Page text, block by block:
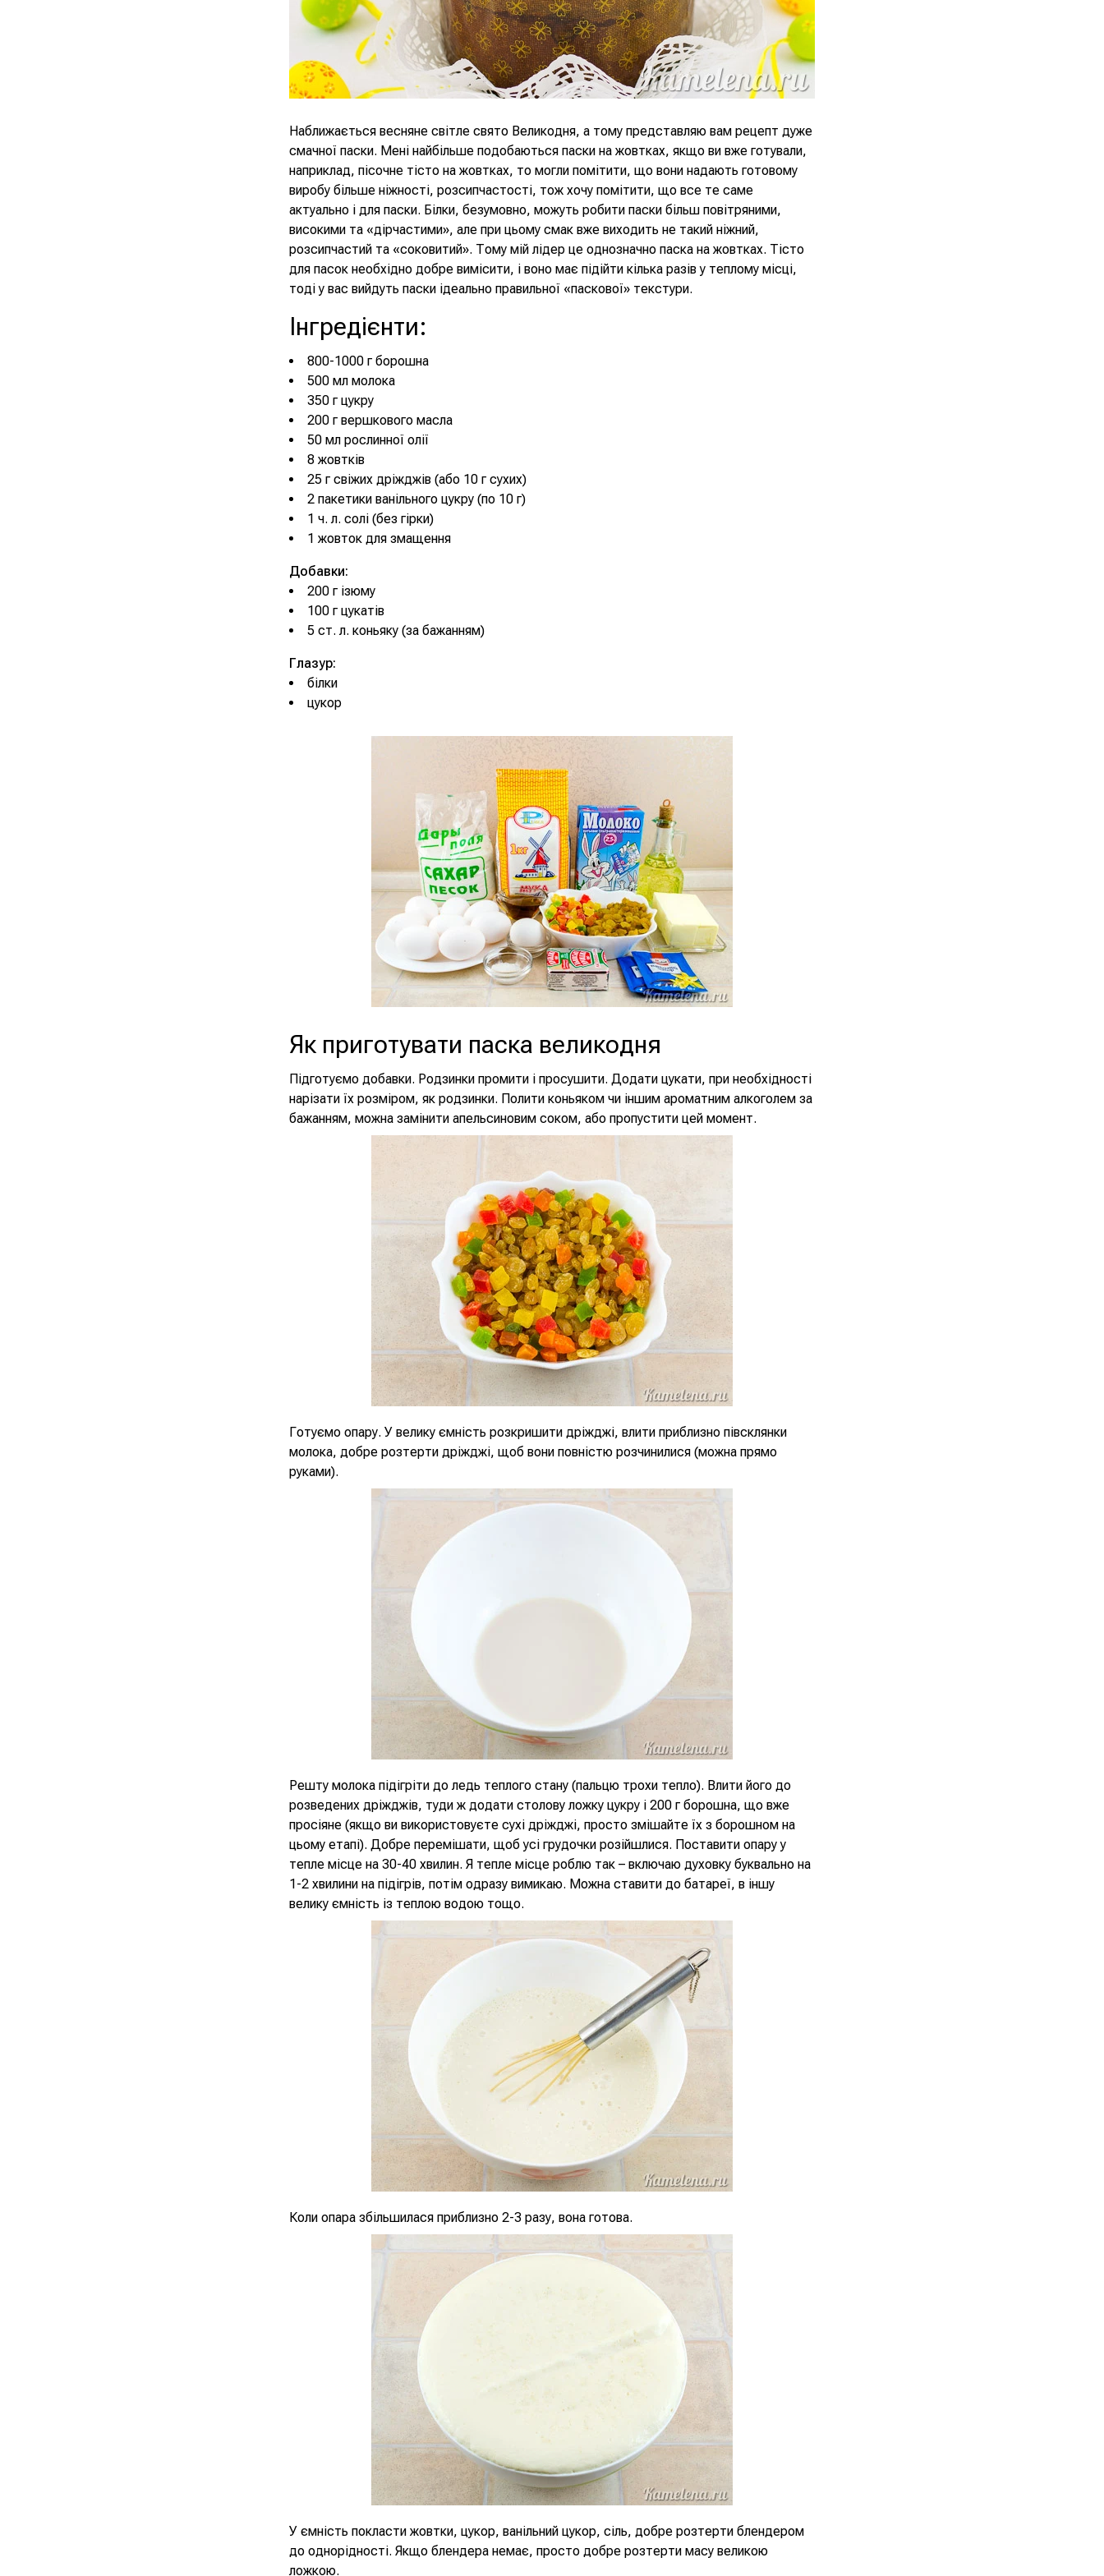
Наближається весняне світле свято Великодня, а тому представляю вам рецепт дуже
смачної паски. Мені найбільше подобаються паски на жовтках, якщо ви вже готували,
наприклад, пісочне тісто на жовтках, то могли помітити, що вони надають готовому
виробу більше ніжності, розсипчастості, тож хочу помітити, що все те саме
актуально і для паски. Білки, безумовно, можуть робити паски більш повітряними,
високими та «дірчастими», але при цьому смак вже виходить не такий ніжний,
розсипчастий та «соковитий». Тому мій лідер це однозначно паска на жовтках. Тісто
для пасок необхідно добре вимісити, і воно має підійти кілька разів у теплому місці,
тоді у вас вийдуть паски ідеально правильної «паскової» текстури.
Інгредієнти:
800-1000 г борошна
500 мл молока
350 г цукру
200 г вершкового масла
50 мл рослинної олії
8 жовтків
25 г свіжих дріжджів (або 10 г сухих)
2 пакетики ванільного цукру (по 10 г)
1 ч. л. солі (без гірки)
1 жовток для змащення
Добавки:
200 г ізюму
100 г цукатів
5 ст. л. коньяку (за бажанням)
Глазур:
білки
цукор
Як приготувати паска великодня
Підготуємо добавки. Родзинки промити і просушити. Додати цукати, при необхідності
нарізати їх розміром, як родзинки. Полити коньяком чи іншим ароматним алкоголем за
бажанням, можна замінити апельсиновим соком, або пропустити цей момент.
Готуємо опару. У велику ємність розкришити дріжджі, влити приблизно півсклянки
молока, добре розтерти дріжджі, щоб вони повністю розчинилися (можна прямо
руками).
Решту молока підігріти до ледь теплого стану (пальцю трохи тепло). Влити його до
розведених дріжджів, туди ж додати столову ложку цукру і 200 г борошна, що вже
просіяне (якщо ви використовуєте сухі дріжджі, просто змішайте їх з борошном на
цьому етапі). Добре перемішати, щоб усі грудочки розійшлися. Поставити опару у
тепле місце на 30-40 хвилин. Я тепле місце роблю так – включаю духовку буквально на
1-2 хвилини на підігрів, потім одразу вимикаю. Можна ставити до батареї, в іншу
велику ємність із теплою водою тощо.
Коли опара збільшилася приблизно 2-3 разу, вона готова.
У ємність покласти жовтки, цукор, ванільний цукор, сіль, добре розтерти блендером
до однорідності. Якщо блендера немає, просто добре розтерти масу великою
ложкою.